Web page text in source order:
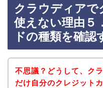
クラウディア
使えない理由５
ドの種類を確認
不思議？どうして、ク
だけ自分のクレジット